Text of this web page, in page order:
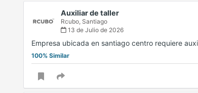
Auxiliar de taller
Rcubo, Santiago
13 de Julio de 2026
Empresa ubicada en santiago centro requiere
100% Similar